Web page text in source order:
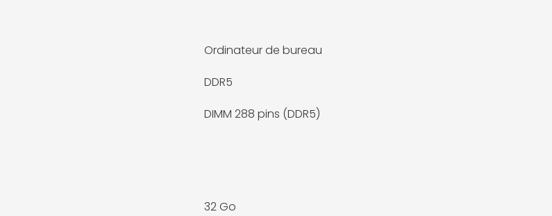
Ordinateur de bureau
DDR5
DIMM 288 pins (DDR5)
32 Go